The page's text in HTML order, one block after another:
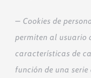
– Cookies de
permiten al usuario
características de
función de una